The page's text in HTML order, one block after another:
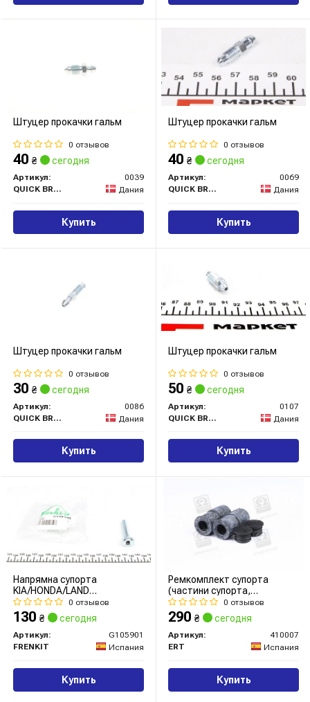
Штуцер прокачки гальм
0 отзывов
40 ₴ сегодня
Артикул:
0039
QUICK BRAKE
Дания
Купить
Штуцер прокачки гальм
0 отзывов
40 ₴ сегодня
Артикул:
0069
QUICK BRAKE
Дания
Купить
Штуцер прокачки гальм
0 отзывов
30 ₴ сегодня
Артикул:
0086
QUICK BRAKE
Дания
Купить
Штуцер прокачки гальм
0 отзывов
50 ₴ сегодня
Артикул:
0107
QUICK BRAKE
Дания
Купить
Напрямна супорта
KIA/HONDA/LAND
ROVER/MERCEDES/MITSUBISHI/NISSAN
00>>
0 отзывов
130 ₴ сегодня
Артикул:
G105901
FRENKIT
Испания
Купить
Ремкомплект супорта
(частини супорта,
ущільнювачі)0 отзывов
290 ₴ сегодня
Артикул:
410007
ERT
Испания
Купить